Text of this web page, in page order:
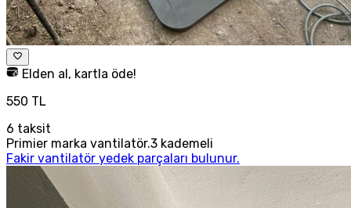
Elden al, kartla öde!
550 TL
6 taksit
Primier marka vantilatör.3 kademeli
Fakir vantilatör yedek parçaları bulunur.